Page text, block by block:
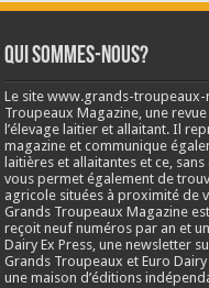
Qui sommes-nous?
Le site www.grands-
Troupeaux Magazine, une
l’élevage laitier et allaitant. Il
magazine et communique
laitières et allaitantes et ce,
vous permet également de
agricole situées à proximité de
Grands Troupeaux Magazine
reçoit neuf numéros par an et
Dairy Ex Press, une newsletter
Grands Troupeaux et Euro
une maison d’éditions